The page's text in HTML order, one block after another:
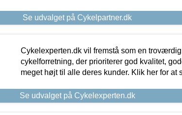
Se udvalget på Cykelpartner.dk
Cykelexperten.dk vil fremstå som en
cykelforretning, der prioriterer god kvalitet,
meget højt til alle deres kunder. Klik her for at
Se udvalget på Cykelexperten.dk